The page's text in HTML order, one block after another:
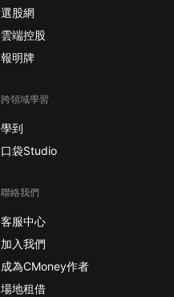
選股網
雲端控股
報明牌
跨領域學習
學到
口袋Studio
聯絡我們
客服中心
加入我們
成為CMoney作者
場地租借